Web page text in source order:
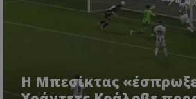
Η Μπεσίκτας